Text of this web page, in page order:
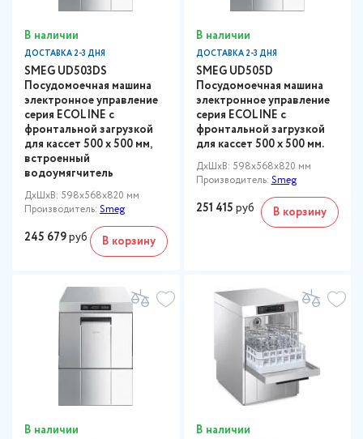
В наличии
ДОСТАВКА 2-3 ДНЯ
SMEG UD503DS
Посудомоечная машина
электронное управление
серия ECOLINE с
фронтальной загрузкой
для кассет 500 х 500 мм,
встроенный
водоумягчитель
ДxШxВ: 598x568x820 мм
Производитель: Smeg
245 679руб В корзину
В наличии
ДОСТАВКА 2-3 ДНЯ
SMEG UD505D
Посудомоечная машина
электронное управление
серия ECOLINE с
фронтальной загрузкой
для кассет 500 х 500 мм.
ДxШxВ: 598x568x820 мм
Производитель: Smeg
251 415 руб В корзину
В наличии В наличии